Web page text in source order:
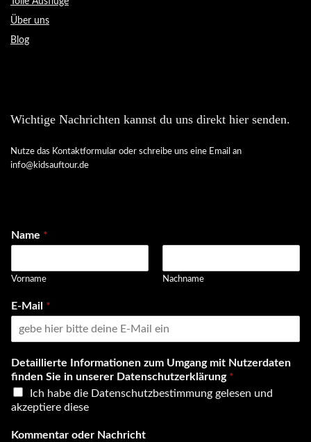
Über uns
Blog
Wichtige Nachrichten kannst du uns direkt hier senden.
Nutze das Kontaktformular oder schreibe uns eine Email an
info@kidsauftour.de
Name *
Vorname Nachname
E-Mail *
Detaillierte Informationen zum Umgang mit Nutzerdaten
finden Sie in unserer Datenschutzerklärung *
Ich habe die Datenschutzbestimmung gelesen und
akzeptiere diese
Kommentar oder Nachricht